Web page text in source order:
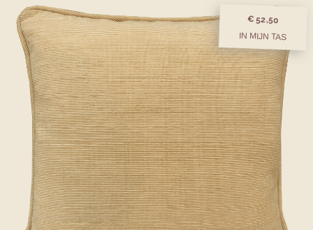
€ 52,50
IN MIJN TAS